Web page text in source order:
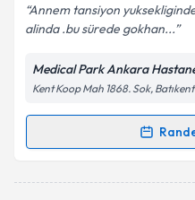
Annem tansiyon
alinda .bu sürede gokhan...
Medical Park Ankara
Kent Koop Mah 1868. Sok,
Randevu Takvimi